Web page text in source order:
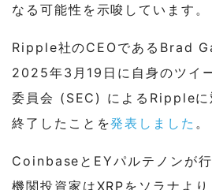
なる可能性を示唆しています。
Ripple社のCEOであるBrad
2025年3月19日に自身のツイ
委員会 (SEC) によるRippleに
終了したことを発表しました 。
CoinbaseとEYパルテノンが
機関投資家はXRPをソラナよ